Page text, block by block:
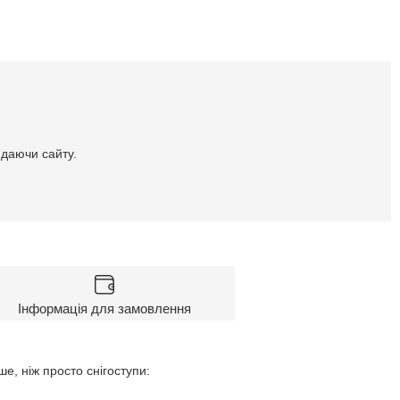
сайту.
Інформація для замовлення
ніж просто снігоступи: